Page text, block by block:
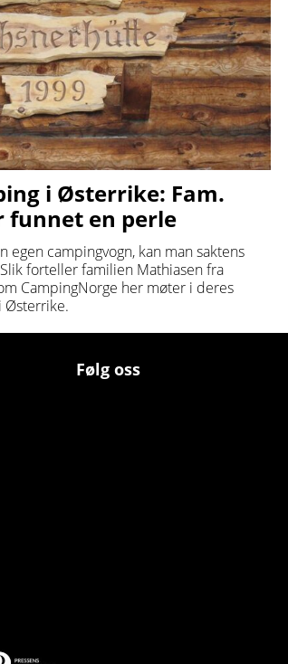
i Østerrike: Fam.
funnet en perle
egen campingvogn, kan man saktens
forteller familien Mathiasen fra
CampingNorge her møter i deres
Østerrike.
Følg oss